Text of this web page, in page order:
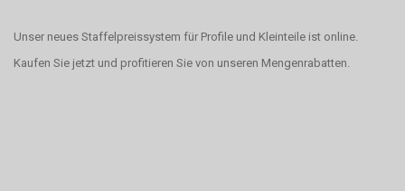
Unser neues Staffelpreissystem für Profile und Kleinteile ist online.
Kaufen Sie jetzt und profitieren Sie von unseren Mengenrabatten.